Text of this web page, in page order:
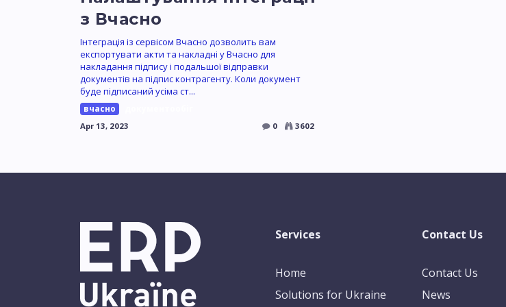
з Вчасно
Інтеграція із сервісом Вчасно дозволить вам
експортувати акти та накладні у Вчасно для
накладання підпису і подальшої відправки
документів на підпис контрагенту. Коли документ
буде підписаний усіма ст...
вчасно
Apr 13, 2023 0 3602
Services
Home
Solutions for Ukraine
Contact Us
Contact Us
News